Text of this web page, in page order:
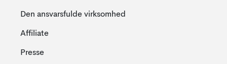
Den ansvarsfulde virksomhed
Affiliate
Presse